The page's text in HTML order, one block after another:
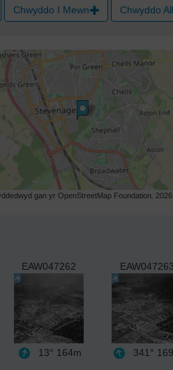
Chwyddo I Mewn Chwyddo
gan yr OpenStreetMap Foundation.
EAW047262
13° 164m
EAW047263
341°